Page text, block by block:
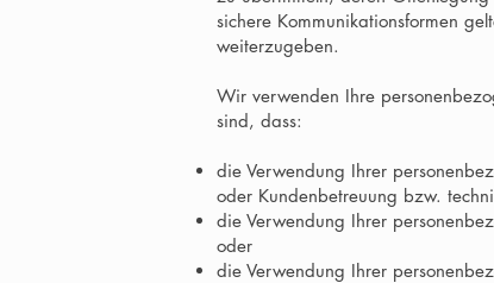
sichere Kommunikationsformen
weiterzugeben.
Wir verwenden Ihre
sind, dass:
die Verwendung Ihrer
oder Kundenbetreuung bzw.
die Verwendung Ihrer
oder
die Verwendung Ihrer